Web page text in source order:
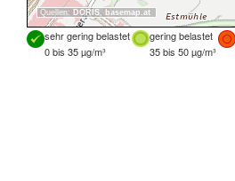
Quellen: DORIS, basemap.at
sehr gering belastet gering belastet
0 bis 35 µg/m³
35 bis 50 µg/m³